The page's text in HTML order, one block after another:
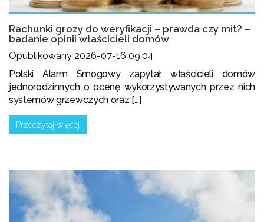
Rachunki grozy do weryfikacji – prawda czy mit? –
badanie opinii właścicieli domów
Opublikowany 2026-07-16 09:04
Polski Alarm Smogowy zapytał właścicieli domów
jednorodzinnych o ocenę wykorzystywanych przez nich
systemów grzewczych oraz [...]
Przeczytaj więcej